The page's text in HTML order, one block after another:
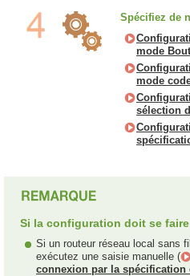
Spécifiez de
mode
mode
sélection
Si la configuration doit se
Si un routeur réseau local sans
exécutez une saisie manuelle (
connexion par la spécification